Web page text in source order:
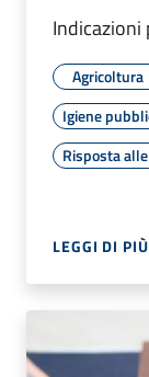
Indicazioni
Agricoltura
Igiene
Risposta
LEGGI DI PIÙ